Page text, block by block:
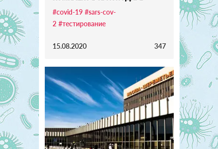
#covid-19 #sars-cov-
2 #тестирование
15.08.2020 347